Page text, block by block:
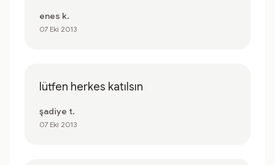
enes k.
07 Eki 2013
lütfen herkes katılsın
şadiye t.
07 Eki 2013